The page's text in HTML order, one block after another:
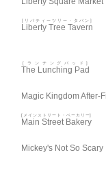
Liberty Tree Tavern
[リバティーツリー・タバン]
The Lunching Pad
[ランチングパッド]
Magic Kingdom After-
Main Street Bakery
[メインストリート・ベーカリー]
Mickey's Not So